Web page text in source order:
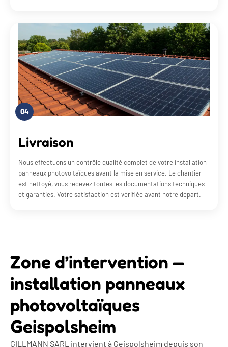
04
Livraison
Nous effectuons un contrôle qualité complet de votre installation
panneaux photovoltaïques avant la mise en service. Le chantier
est nettoyé, vous recevez toutes les documentations techniques
et garanties. Votre satisfaction est vérifiée avant notre départ.
Zone d’intervention —
installation panneaux
photovoltaïques
Geispolsheim
GILLMANN SARL intervient à Geispolsheim depuis son